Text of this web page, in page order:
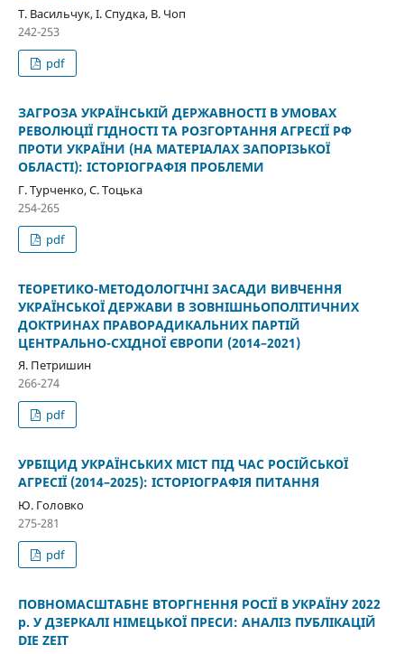
Т. Васильчук, І. Спудка, В. Чоп
242-253
pdf
ЗАГРОЗА УКРАЇНСЬКІЙ ДЕРЖАВНОСТІ В УМОВАХ
РЕВОЛЮЦІЇ ГІДНОСТІ ТА РОЗГОРТАННЯ АГРЕСІЇ РФ
ПРОТИ УКРАЇНИ (НА МАТЕРІАЛАХ ЗАПОРІЗЬКОЇ
ОБЛАСТІ): ІСТОРІОГРАФІЯ ПРОБЛЕМИ
Г. Турченко, С. Тоцька
254-265
pdf
ТЕОРЕТИКО-МЕТОДОЛОГІЧНІ ЗАСАДИ ВИВЧЕННЯ
УКРАЇНСЬКОЇ ДЕРЖАВИ В ЗОВНІШНЬОПОЛІТИЧНИХ
ДОКТРИНАХ ПРАВОРАДИКАЛЬНИХ ПАРТІЙ
ЦЕНТРАЛЬНО-СХІДНОЇ ЄВРОПИ (2014–2021)
Я. Петришин
266-274
pdf
УРБІЦИД УКРАЇНСЬКИХ МІСТ ПІД ЧАС РОСІЙСЬКОЇ
АГРЕСІЇ (2014–2025): ІСТОРІОГРАФІЯ ПИТАННЯ
Ю. Головко
275-281
pdf
ПОВНОМАСШТАБНЕ ВТОРГНЕННЯ РОСІЇ В УКРАЇНУ 2022
р. У ДЗЕРКАЛІ НІМЕЦЬКОЇ ПРЕСИ: АНАЛІЗ ПУБЛІКАЦІЙ
DIE ZEIT